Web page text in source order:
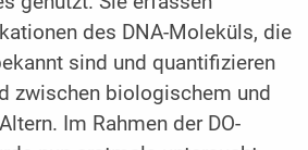
des DNA-Moleküls, die
sind und quantifizieren
zwischen biologischem und
Im Rahmen der DO-